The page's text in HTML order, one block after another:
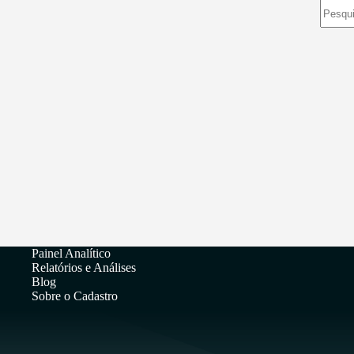
Painel Analítico
Relatórios e Análises
Blog
Sobre o Cadastro